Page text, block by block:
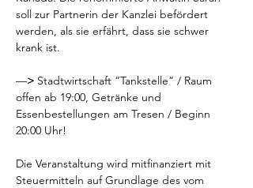
soll zur Partnerin der Kanzlei befördert
werden, als sie erfährt, dass sie schwer
krank ist.
—> Stadtwirtschaft “Tankstelle” / Raum
offen ab 19:00, Getränke und
Essenbestellungen am Tresen / Beginn
20:00 Uhr!
Die Veranstaltung wird mitfinanziert mit
Steuermitteln auf Grundlage des vom